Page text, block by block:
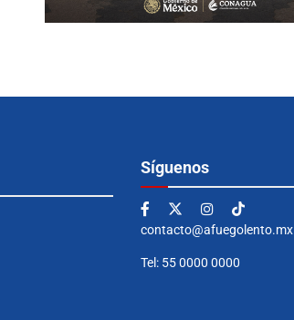
Síguenos
contacto@afuegolento.mx
Tel: 55 0000 0000